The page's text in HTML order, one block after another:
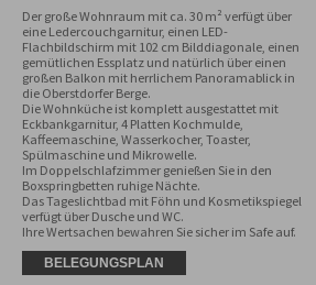
Der große Wohnraum mit ca. 30 m² verfügt über
eine Ledercouchgarnitur, einen LED-
Flachbildschirm mit 102 cm Bilddiagonale, einen
gemütlichen Essplatz und natürlich über einen
großen Balkon mit herrlichem Panoramablick in
die Oberstdorfer Berge.
Die Wohnküche ist komplett ausgestattet mit
Eckbankgarnitur, 4 Platten Kochmulde,
Kaffeemaschine, Wasserkocher, Toaster,
Spülmaschine und Mikrowelle.
Im Doppelschlafzimmer genießen Sie in den
Boxspringbetten ruhige Nächte.
Das Tageslichtbad mit Föhn und Kosmetikspiegel
verfügt über Dusche und WC.
Ihre Wertsachen bewahren Sie sicher im Safe auf.
BELEGUNGSPLAN